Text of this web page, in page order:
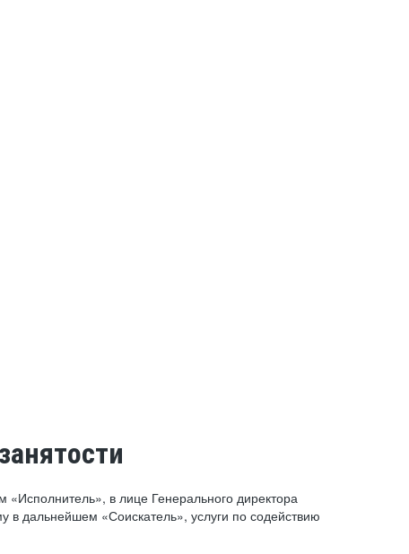
в лице Генерального директора
дальнейшем «Соискатель», услуги по содействию